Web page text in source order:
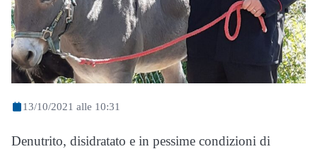
13/10/2021 alle 10:31
Denutrito, disidratato e in pessime condizioni di